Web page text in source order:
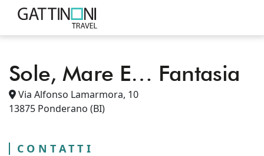
PUNTI VENDITA
PROVINCIA DI BIELLA
PONDERANO
Sole, Mare E… Fantasia
Via Alfonso Lamarmora, 10
13875 Ponderano (BI)
CONTATTI